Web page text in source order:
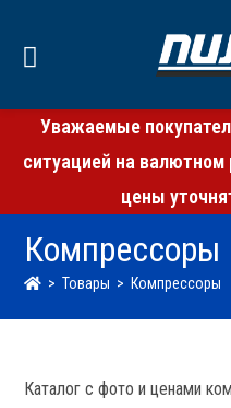
Уважаемые
ситуацией на
цены
Компрессоры
> Товары > Компрессоры
Каталог с фото и ценами